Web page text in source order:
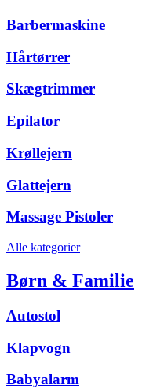
Barbermaskine
Hårtørrer
Skægtrimmer
Epilator
Krøllejern
Glattejern
Massage Pistoler
Alle kategorier
Børn & Familie
Autostol
Klapvogn
Babyalarm